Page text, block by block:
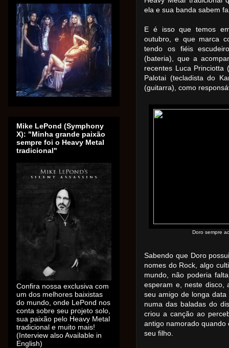
ela e sua banda sabem
E é isso que temos
outubro, e que marca
tendo os fiéis
(bateria), que a
recentes Luca Princiotta
Palotai (tecladista do
(guitarra), como
Doro sempre
Sabendo que Doro
nomes do Rock, algo
mundo, não poderia
esperam e, neste disco,
seu amigo de longa
numa das baladas do
criou a canção ao
antigo namorado
seu filho.
Mike LePond (Symphony
X): "Minha grande paixão
sempre foi o Heavy Metal
tradicional"
Confira nossa exclusiva com
um dos melhores baixistas
do mundo, onde LePond nos
conta sobre seu projeto solo,
sua paixão pelo Heavy Metal
tradicional e muito mais!
(Interview also Available in
English)